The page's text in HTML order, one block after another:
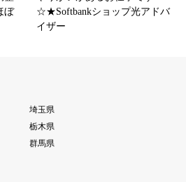
ぼ
☆★Softbankショップ光アドバ
イザー
埼玉県
栃木県
群馬県